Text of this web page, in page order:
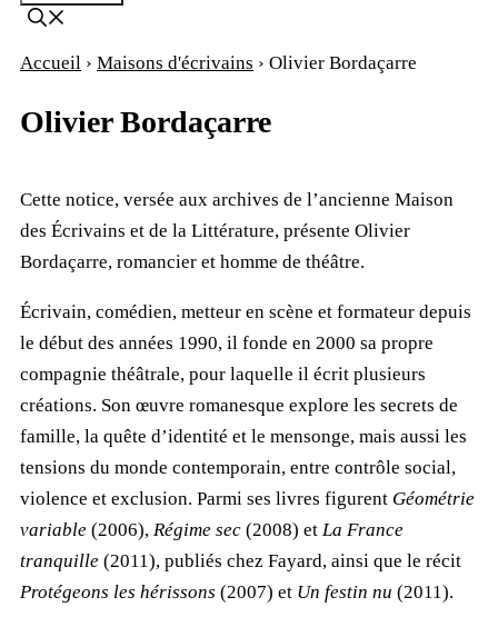
Accueil › Maisons d'écrivains › Olivier Bordaçarre
Olivier Bordaçarre
Cette notice, versée aux archives de l’ancienne Maison
des Écrivains et de la Littérature, présente Olivier
Bordaçarre, romancier et homme de théâtre.
Écrivain, comédien, metteur en scène et formateur depuis
le début des années 1990, il fonde en 2000 sa propre
compagnie théâtrale, pour laquelle il écrit plusieurs
créations. Son œuvre romanesque explore les secrets de
famille, la quête d’identité et le mensonge, mais aussi les
tensions du monde contemporain, entre contrôle social,
violence et exclusion. Parmi ses livres figurent Géométrie
variable (2006), Régime sec (2008) et La France
tranquille (2011), publiés chez Fayard, ainsi que le récit
Protégeons les hérissons (2007) et Un festin nu (2011).